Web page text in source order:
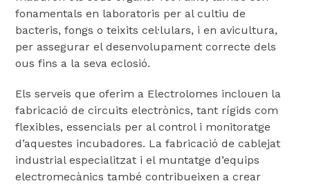
fonamentals en laboratoris per al cultiu de
bacteris, fongs o teixits cel·lulars, i en avicultura,
per assegurar el desenvolupament correcte dels
ous fins a la seva eclosió.
Els serveis que oferim a Electrolomes inclouen la
fabricació de circuits electrònics, tant rígids com
flexibles, essencials per al control i monitoratge
d’aquestes incubadores. La fabricació de cablejat
industrial especialitzat i el muntatge d’equips
electromecànics també contribueixen a crear